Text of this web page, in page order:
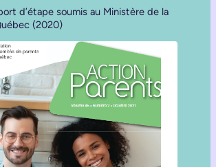
d’étape soumis au Ministère de la
(2020)